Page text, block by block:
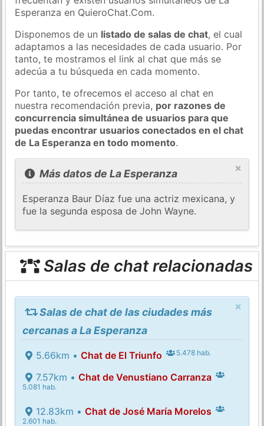
Esperanza en QuieroChat.Com.
Disponemos de un listado de salas de chat, el cual
adaptamos a las necesidades de cada usuario. Por
tanto, te mostramos el link al chat que más se
adecúa a tu búsqueda en cada momento.
Por tanto, te ofrecemos el acceso al chat en
nuestra recomendación previa, por razones de
concurrencia simultánea de usuarios para que
puedas encontrar usuarios conectados en el chat
de La Esperanza en todo momento.
×
Más datos de La Esperanza
Esperanza Baur Díaz fue una actriz mexicana, y
fue la segunda esposa de John Wayne.
Salas de chat relacionadas
×
Salas de chat de las ciudades más
cercanas a La Esperanza
5.66km • Chat de El Triunfo 5.478 hab.
7.57km • Chat de Venustiano Carranza
5.081 hab.
12.83km • Chat de José María Morelos
2.601 hab.